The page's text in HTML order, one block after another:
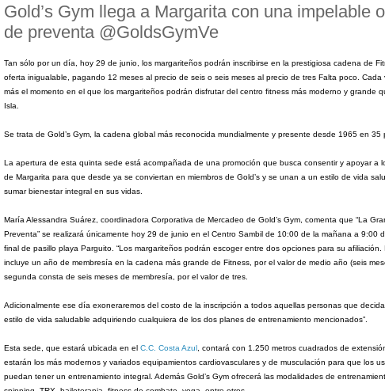
Gold’s Gym llega a Margarita con una impelable
de preventa @GoldsGymVe
Tan sólo por un día, hoy 29 de junio, los margariteños podrán inscribirse en la prestigiosa cadena de
oferta inigualable, pagando 12 meses al precio de seis o seis meses al precio de tres Falta poco. Cada
más el momento en el que los margariteños podrán disfrutar del centro fitness más moderno y grande
Isla.
Se trata de Gold’s Gym, la cadena global más reconocida mundialmente y presente desde 1965 en 35
La apertura de esta quinta sede está acompañada de una promoción que busca consentir y apoyar a
de Margarita para que desde ya se conviertan en miembros de Gold’s y se unan a un estilo de vida
sumar bienestar integral en sus vidas.
María Alessandra Suárez, coordinadora Corporativa de Mercadeo de Gold’s Gym, comenta que “La
Preventa” se realizará únicamente hoy 29 de junio en el Centro Sambil de 10:00 de la mañana a 9:00
final de pasillo playa Parguito. “Los margariteños podrán escoger entre dos opciones para su afiliación.
incluye un año de membresía en la cadena más grande de Fitness, por el valor de medio año (seis
segunda consta de seis meses de membresía, por el valor de tres.
Adicionalmente ese día exoneraremos del costo de la inscripción a todos aquellas personas que
estilo de vida saludable adquiriendo cualquiera de los dos planes de entrenamiento mencionados”.
Esta sede, que estará ubicada en el C.C. Costa Azul , contará con 1.250 metros cuadrados de
estarán los más modernos y variados equipamientos cardiovasculares y de musculación para que los
puedan tener un entrenamiento integral. Además Gold’s Gym ofrecerá las modalidades de